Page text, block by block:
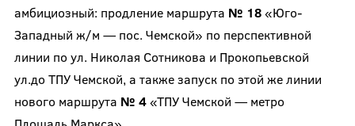
амбициозный: продление маршрута № 18«Юго-
Западный ж/м — пос. Чемской» по перспективной
линии по ул. Николая Сотникова и Прокопьевской
ул.до ТПУ Чемской, а также запуск по этой же линии
нового маршрута № 4«ТПУ Чемской — метро